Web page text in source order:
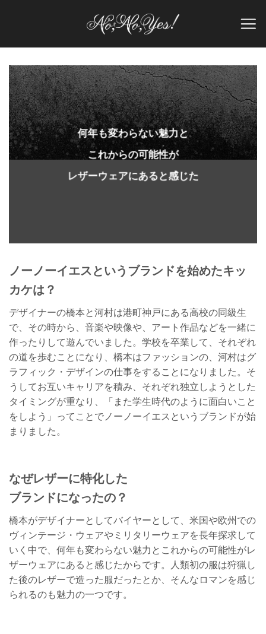
何年も変わらない魅力と
これからの可能性が
レザーウェアにあると感じた
ノーノーイエスというブランドを始めたキッ
カケは？
デザイナーの橋本と河村は港町神戸にある高校の同級生
で、その時から、音楽や映像や、アート作品などを一緒に
作ったりして遊んでいました。学校を卒業して、それぞれ
の道を歩むことになり、橋本はファッションの、河村はグ
ラフィック・デザインの仕事をすることになりました。そ
うしてお互いキャリアを積み、それぞれ独立しようとした
タイミングが重なり、「また学生時代のように面白いこと
をしよう」ってことでノーノーイエスというブランドが始
まりました。
なぜレザーに特化した
ブランドになったの？
橋本がデザイナーとしてバイヤーとして、米国や欧州での
ヴィンテージ・ウェアやミリタリーウェアを長年探求して
いく中で、何年も変わらない魅力とこれからの可能性がレ
ザーウェアにあると感じたからです。人類初の服は狩猟し
た後のレザーで造った服だったとか、そんなロマンを感じ
られるのも魅力の一つです。